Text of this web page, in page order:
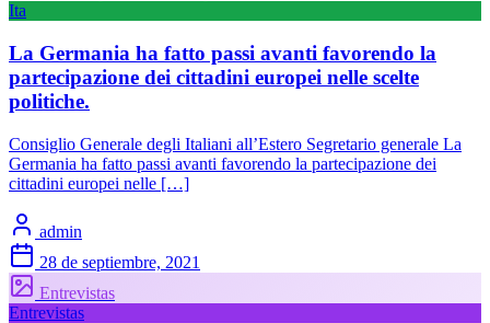
Ita
La Germania ha fatto passi avanti favorendo la
partecipazione dei cittadini europei nelle scelte
politiche.
Consiglio Generale degli Italiani all’Estero Segretario generale La
Germania ha fatto passi avanti favorendo la partecipazione dei
cittadini europei nelle […]
admin
28 de septiembre, 2021
Entrevistas
Entrevistas